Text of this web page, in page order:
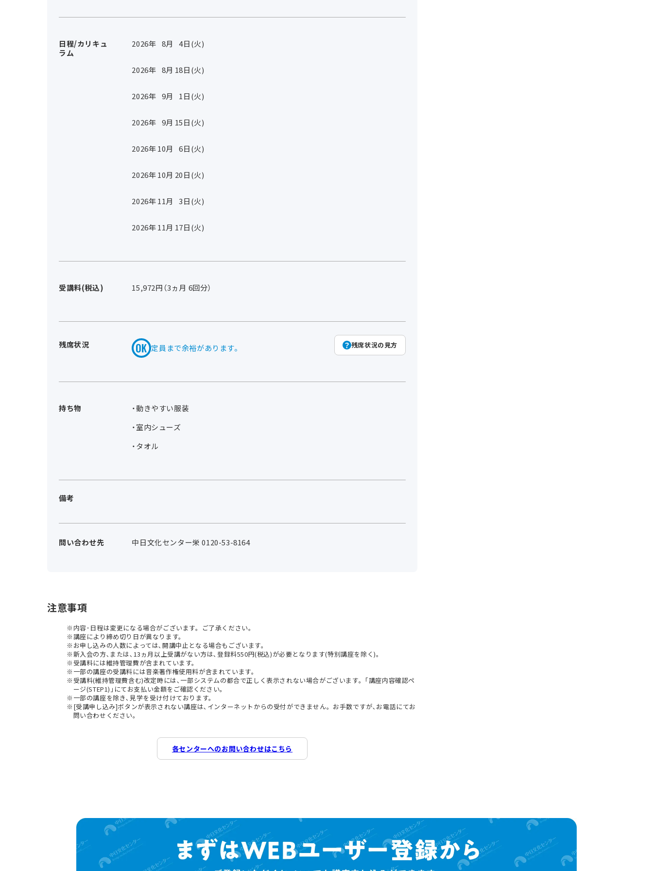
日程/カリキュ
ラム
2026年 8月 4日(火)
2026年 8月 18日(火)
2026年 9月 1 日(火)
2026年 9月 15日(火)
2026年10月 6日(火)
2026年10月 20日(火)
2026年11月 3日(火)
2026年11月 17日(火)
受講料(税込) 15,972円（3ヵ月 6回分）
残席状況 定員まで余裕があります。 残席状況の見方
持ち物
・動きやすい服装
・室内シューズ
・タオル
備考
問い合わせ先 中日文化センター栄 0120-53-8164
注意事項
内容･日程は変更になる場合がございます。ご了承ください。
講座により締め切り日が異なります。
お申し込みの人数によっては､開講中止となる場合もございます。
新入会の方､または､13ヵ月以上受講がない方は､登録料550円(税込)が必要となります(特別講座を除く)。
受講料には維持管理費が含まれています。
一部の講座の受講料には音楽著作権使用料が含まれています。
受講料(維持管理費含む)改定時には､一部システムの都合で正しく表示されない場合がございます。｢講座内容確認ペ
ージ(STEP1)｣にてお支払い金額をご確認ください。
一部の講座を除き､見学を受け付けております。
[受講申し込み]ボタンが表示されない講座は､インターネットからの受付ができません。お手数ですが､お電話にてお
問い合わせください。
各センターへのお問い合わせはこちら